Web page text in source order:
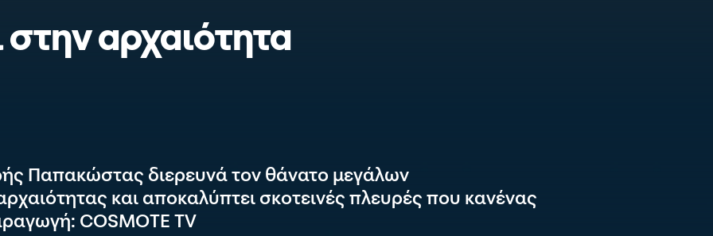
στην αρχαιότητα
Παπακώστας διερευνά τον θάνατο μεγάλων
και αποκαλύπτει σκοτεινές πλευρές που κανένας
COSMOTE TV